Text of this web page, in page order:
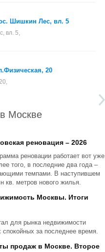
Шишкин Лес, вл. 5
вл. 5,
20
Москве
реновация – 2026
реновации работает вот уже
того, в последние два года –
темпами. В наступившем
кв. метров нового жилья.
Москвы. Итоги
для рынка недвижимости
за последнее время.
продаж в Москве. Второе